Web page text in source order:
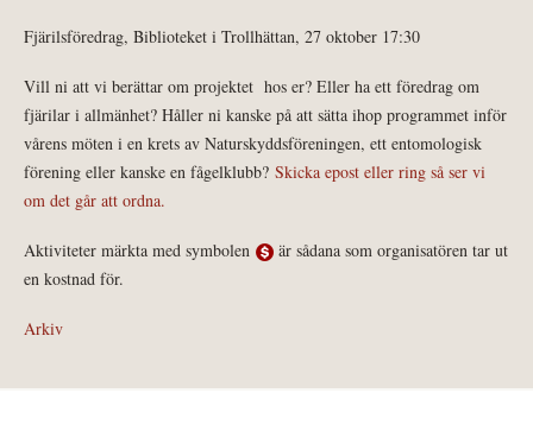
Fjärilsföredrag, Biblioteket i Trollhättan, 27 oktober 17:30
Vill ni att vi berättar om projektet hos er? Eller ha ett föredrag om
fjärilar i allmänhet? Håller ni kanske på att sätta ihop programmet inför
vårens möten i en krets av Naturskyddsföreningen, ett entomologisk
förening eller kanske en fågelklubb? Skicka epost eller ring så ser vi
om det går att ordna.
Aktiviteter märkta med symbolen
är sådana som organisatören tar ut
en kostnad för.
Arkiv